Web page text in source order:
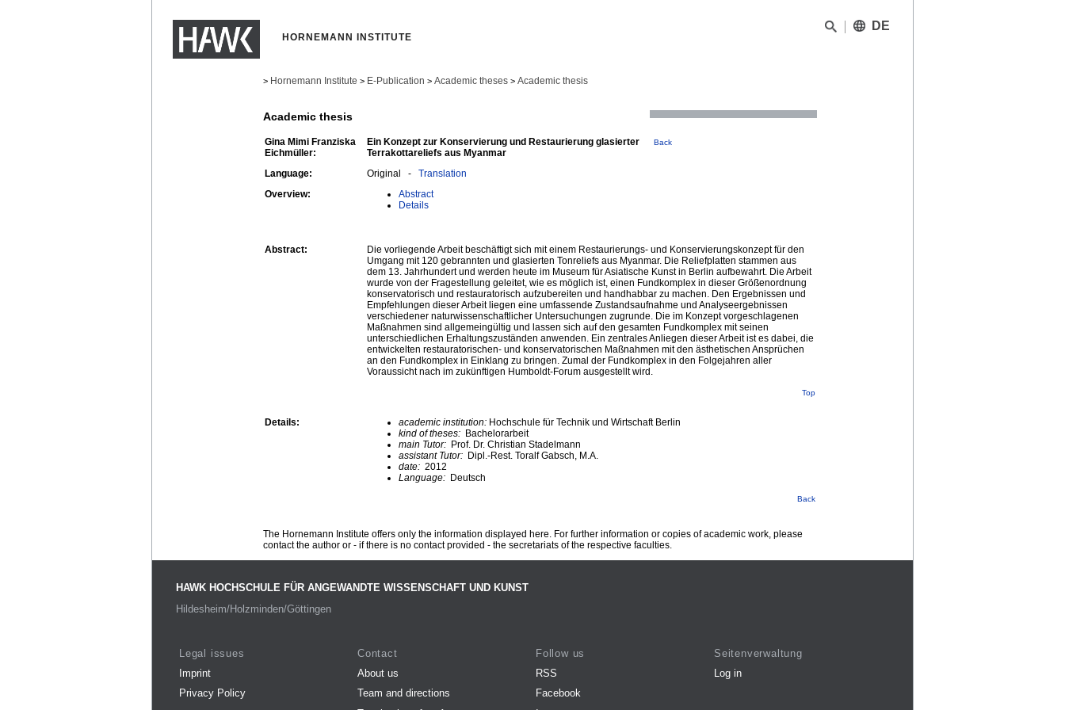
HORNEMANN INSTITUTE
DE
> Hornemann Institute > E-Publication > Academic theses > Academic thesis
Academic thesis
Gina Mimi Franziska
Eichmüller:
Ein Konzept zur Konservierung und Restaurierung glasierter
Terrakottareliefs aus Myanmar
Back
Language: Original - Translation
Overview:
Abstract
Details
Abstract:
Die vorliegende Arbeit beschäftigt sich mit einem Restaurierungs- und Konservierungskonzept für den
Umgang mit 120 gebrannten und glasierten Tonreliefs aus Myanmar. Die Reliefplatten stammen aus
dem 13. Jahrhundert und werden heute im Museum für Asiatische Kunst in Berlin aufbewahrt. Die Arbeit
wurde von der Fragestellung geleitet, wie es möglich ist, einen Fundkomplex in dieser Größenordnung
konservatorisch und restauratorisch aufzubereiten und handhabbar zu machen. Den Ergebnissen und
Empfehlungen dieser Arbeit liegen eine umfassende Zustandsaufnahme und Analyseergebnissen
verschiedener naturwissenschaftlicher Untersuchungen zugrunde. Die im Konzept vorgeschlagenen
Maßnahmen sind allgemeingültig und lassen sich auf den gesamten Fundkomplex mit seinen
unterschiedlichen Erhaltungszuständen anwenden. Ein zentrales Anliegen dieser Arbeit ist es dabei, die
entwickelten restauratorischen- und konservatorischen Maßnahmen mit den ästhetischen Ansprüchen
an den Fundkomplex in Einklang zu bringen. Zumal der Fundkomplex in den Folgejahren aller
Voraussicht nach im zukünftigen Humboldt-Forum ausgestellt wird.
Top
Details: academic institution: Hochschule für Technik und Wirtschaft Berlin
kind of theses: Bachelorarbeit
main Tutor: Prof. Dr. Christian Stadelmann
assistant Tutor: Dipl.-Rest. Toralf Gabsch, M.A.
date: 2012
Language: Deutsch
Back
The Hornemann Institute offers only the information displayed here. For further information or copies of academic work, please
contact the author or - if there is no contact provided - the secretariats of the respective faculties.
HAWK HOCHSCHULE FÜR ANGEWANDTE WISSENSCHAFT UND KUNST
Hildesheim/Holzminden/Göttingen
Legal issues
Imprint
Privacy Policy
Contact
About us
Team and directions
Follow us
RSS
Facebook
Seitenverwaltung
Log in